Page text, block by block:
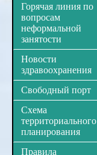
Горячая линия по
вопросам
неформальной
занятости
Новости
здравоохранения
Свободный порт
Схема
территориального
планирования
Правила